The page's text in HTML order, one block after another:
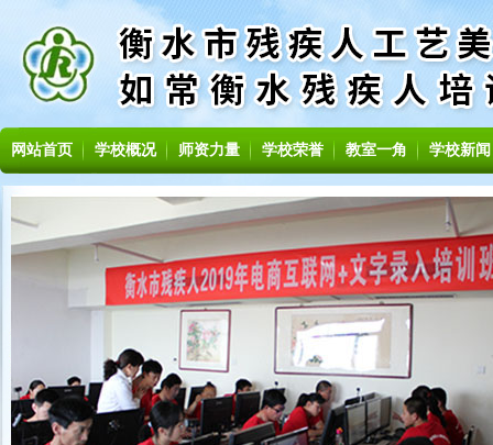
网站首页 学校概况 师资力量 学校荣誉 教室一角 学校新闻